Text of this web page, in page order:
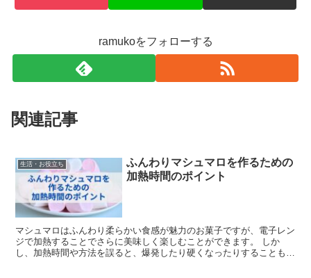
ramukoをフォローする
関連記事
生活・お役立ち
ふんわりマシュマロを作るための
加熱時間のポイント
マシュマロはふんわり柔らかい食感が魅力のお菓子ですが、電子レン
ジで加熱することでさらに美味しく楽しむことができます。 しか
し、加熱時間や方法を誤ると、爆発したり硬くなったりすることもあ